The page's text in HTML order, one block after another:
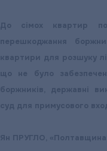
До сімох квартир
перешкоджання
квартири для розшуку
що не було
боржників, державні
суд для примусового
Ян ПРУГЛО,